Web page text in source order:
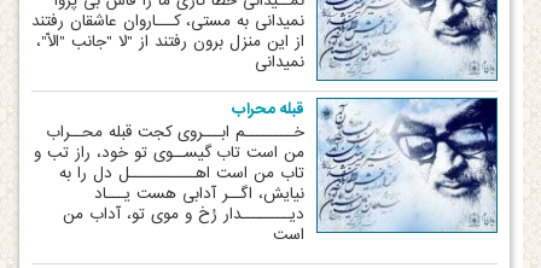
نمی‏دانی به مستی، کـــاروان عاشقان رفتند
از این منزل برون رفتند از "لا "جانب "الّا"،
نمی‏دانی
قبله محراب
خــــــــم ابـــروی کجت قبله محــراب
من است تاب گیســوی تو خود، راز تب و
تاب من است اهـــــــــــل دل را به
نیایش، اگــر آدابی هست یـــاد
دیــــــــدار رُخ و موی تو، آداب من
است